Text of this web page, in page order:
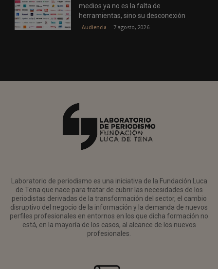
medios ya no es la falta de
herramientas, sino su desconexión
Audiencia 7 agosto, 2026
Laboratorio de periodismo es una iniciativa de la Fundación Luca
de Tena que nace para tratar de cubrir las necesidades de los
periodistas derivadas de la transformación del sector, el cambio
disruptivo del negocio de la información y la demanda de nuevos
perfiles profesionales en entornos en los que dicha formación no
está, en la mayoría de los casos, al alcance de los nuevos
profesionales.